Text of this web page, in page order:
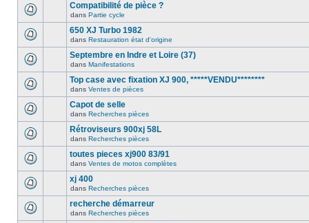
Compatibilité de pièce ?
dans Partie cycle
650 XJ Turbo 1982
dans Restauration état d'origine
Septembre en Indre et Loire (37)
dans Manifestations
Top case avec fixation XJ 900, *****VENDU********
dans Ventes de pièces
Capot de selle
dans Recherches pièces
Rétroviseurs 900xj 58L
dans Recherches pièces
toutes pieces xj900 83/91
dans Ventes de motos complètes
xj 400
dans Recherches pièces
recherche démarreur
dans Recherches pièces